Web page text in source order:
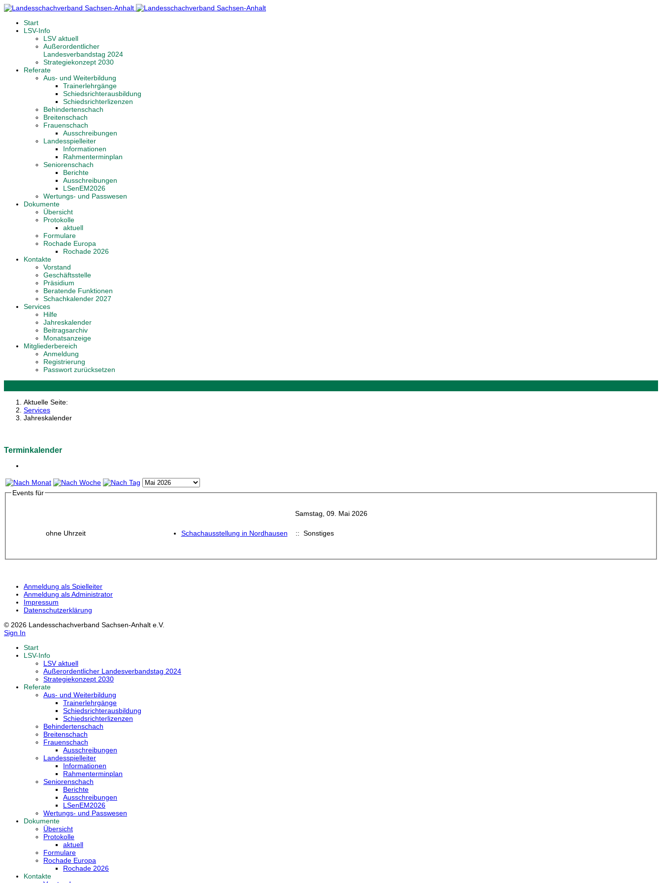
Start
LSV-Info
LSV aktuell
Außerordentlicher
Landesverbandstag 2024
Strategiekonzept 2030
Referate
Aus- und Weiterbildung
Trainerlehrgänge
Schiedsrichterausbildung
Schiedsrichterlizenzen
Behindertenschach
Breitenschach
Frauenschach
Ausschreibungen
Landesspielleiter
Informationen
Rahmenterminplan
Seniorenschach
Berichte
Ausschreibungen
LSenEM2026
Wertungs- und Passwesen
Dokumente
Übersicht
Protokolle
aktuell
Formulare
Rochade Europa
Rochade 2026
Kontakte
Vorstand
Geschäftsstelle
Präsidium
Beratende Funktionen
Schachkalender 2027
Services
Hilfe
Jahreskalender
Beitragsarchiv
Monatsanzeige
Mitgliederbereich
Anmeldung
Registrierung
Passwort zurücksetzen
Aktuelle Seite:
Services
Jahreskalender
Terminkalender
Events für
Samstag, 09. Mai 2026
ohne Uhrzeit Schachausstellung in Nordhausen :: Sonstiges
Anmeldung als Spielleiter
Anmeldung als Administrator
Impressum
Datenschutzerklärung
© 2026 Landesschachverband Sachsen-Anhalt e.V.
Sign In
Start
LSV-Info
LSV aktuell
Außerordentlicher Landesverbandstag 2024
Strategiekonzept 2030
Referate
Aus- und Weiterbildung
Trainerlehrgänge
Schiedsrichterausbildung
Schiedsrichterlizenzen
Behindertenschach
Breitenschach
Frauenschach
Ausschreibungen
Landesspielleiter
Informationen
Rahmenterminplan
Seniorenschach
Berichte
Ausschreibungen
LSenEM2026
Wertungs- und Passwesen
Dokumente
Übersicht
Protokolle
aktuell
Formulare
Rochade Europa
Rochade 2026
Kontakte